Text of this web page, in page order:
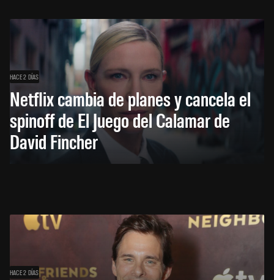
HACE 2 DÍAS
Netflix cambia de planes y cancela el
spinoff de El Juego del Calamar de
David Fincher
HACE 2 DÍAS